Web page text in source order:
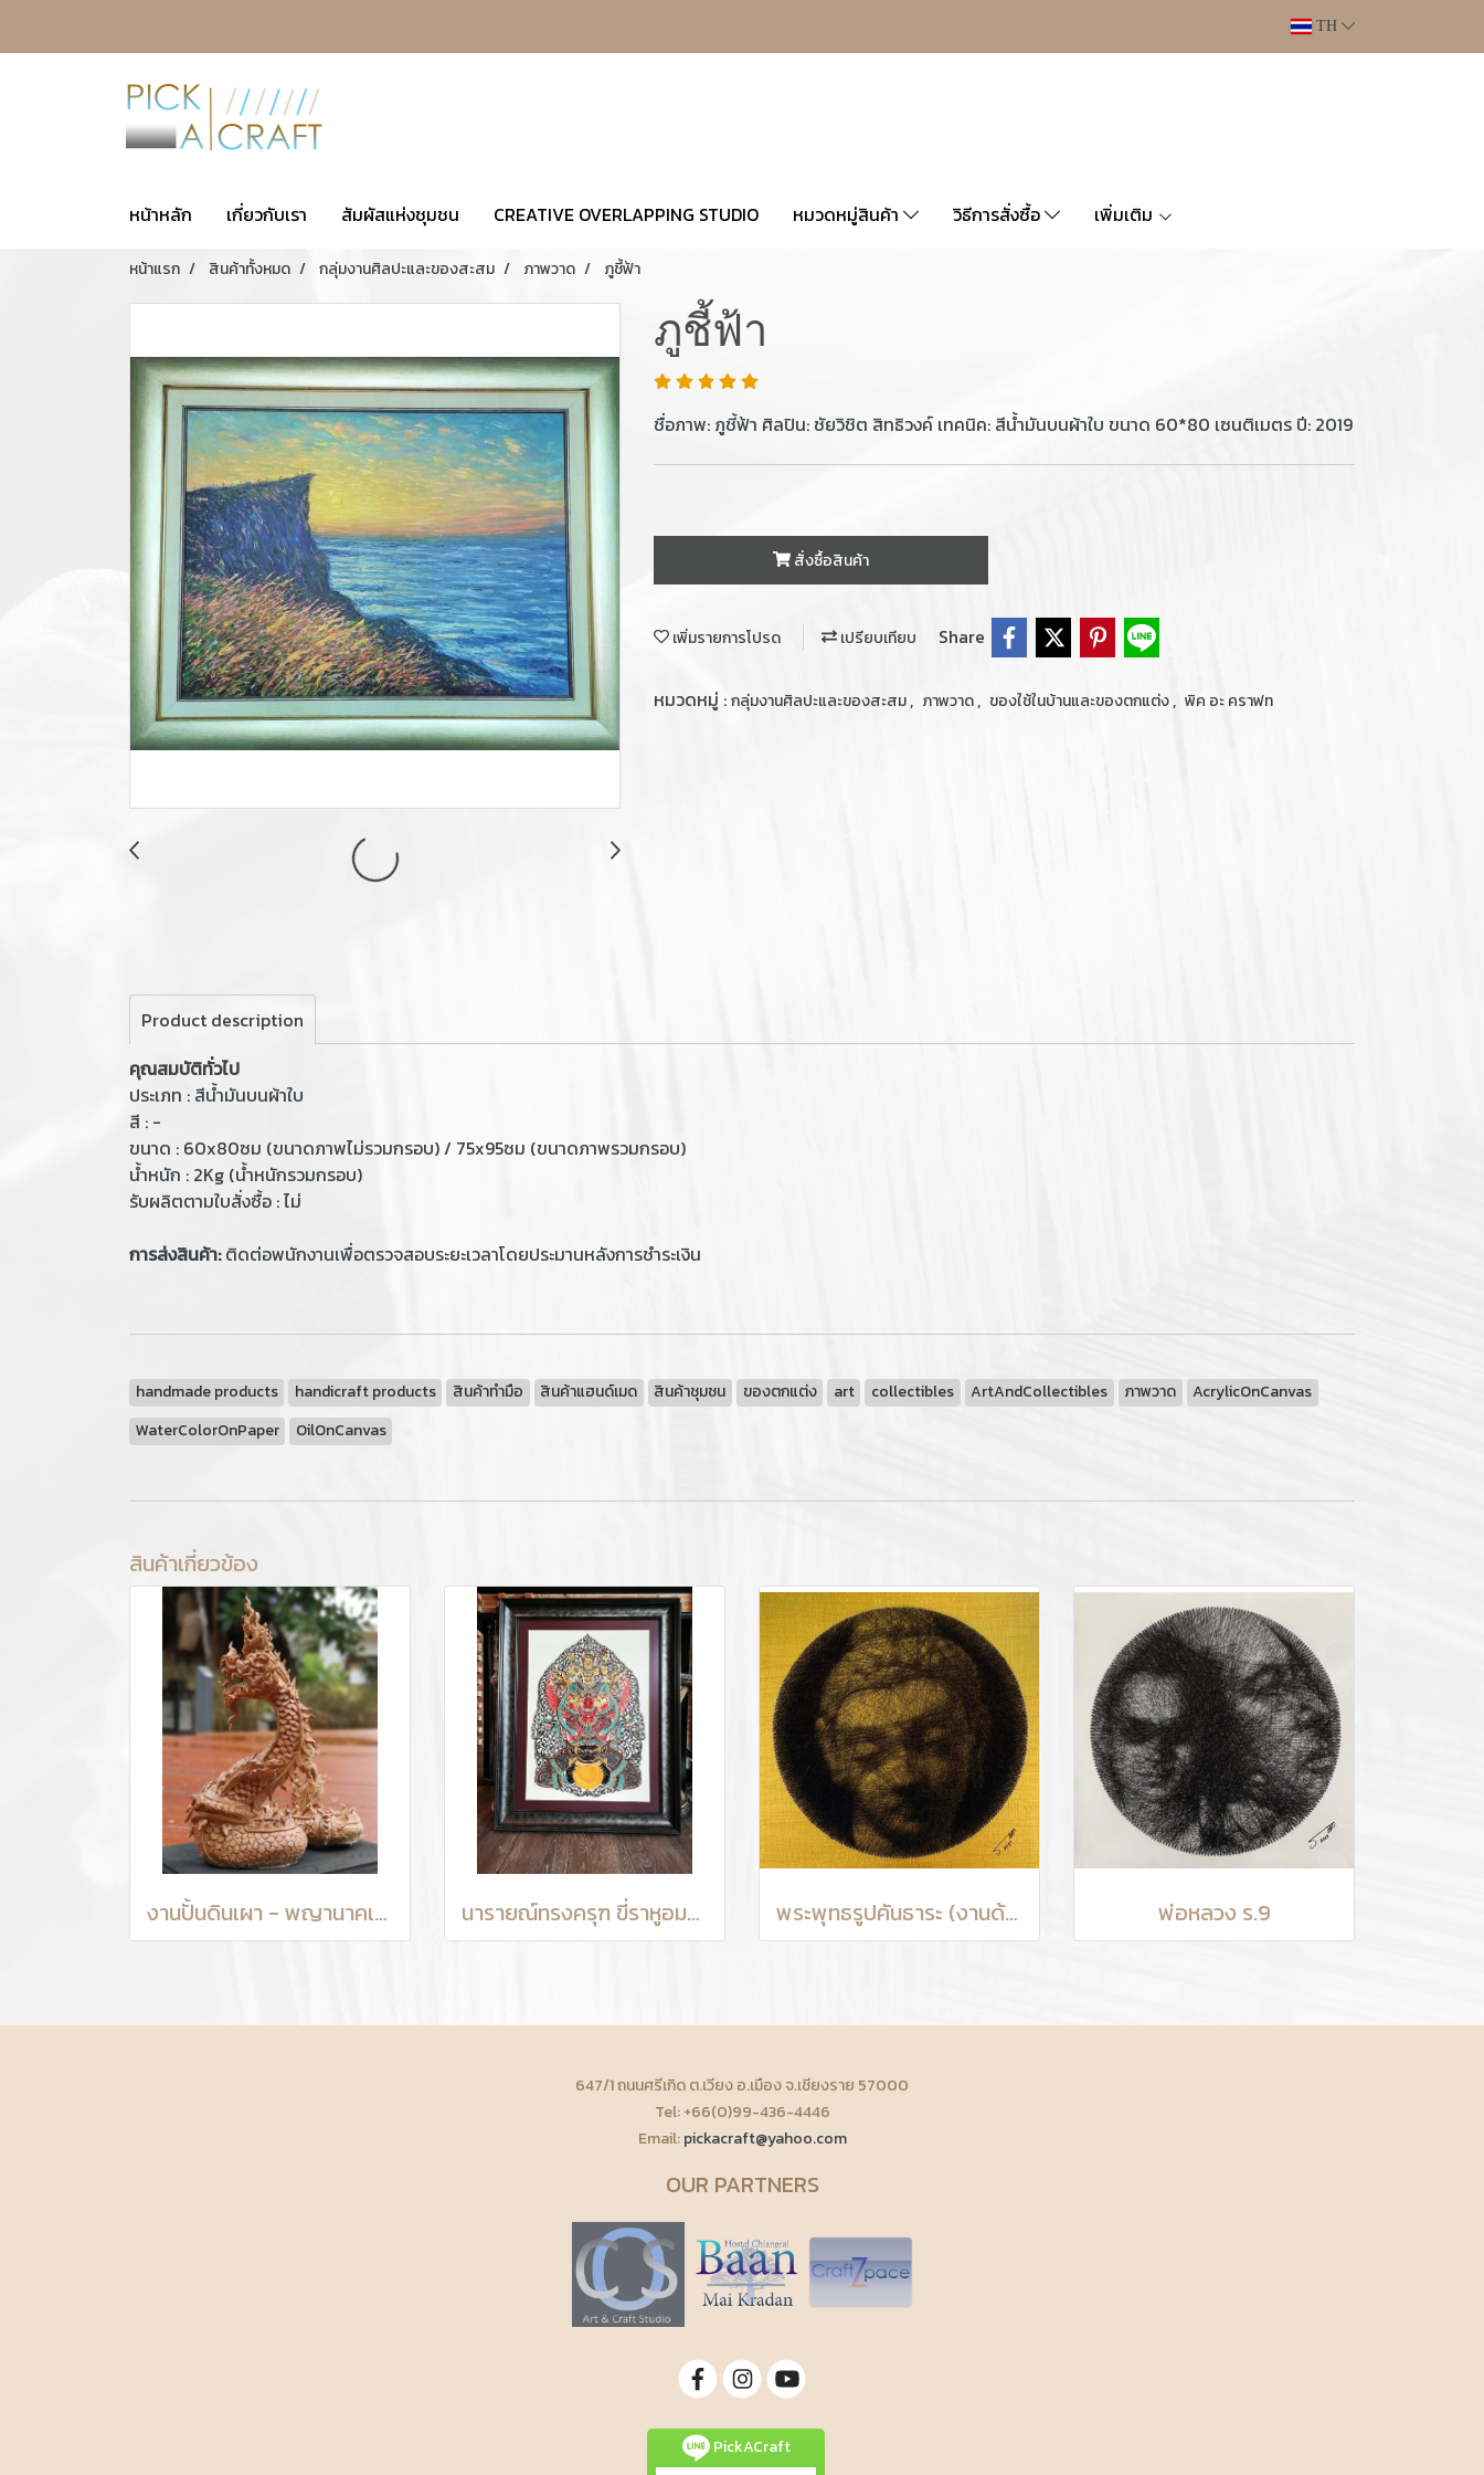
TH
หน้าหลัก เกี่ยวกับเรา สัมผัสแห่งชุมชน CREATIVE OVERLAPPING STUDIO หมวดหมู่สินค้า วิธีการสั่งซื้อ เพิ่มเติม
หน้าแรก สินค้าทั้งหมด กลุ่มงานศิลปะและของสะสม ภาพวาด ภูชี้ฟ้า
ภูชี้ฟ้า
ชื่อภาพ: ภูชี้ฟ้า ศิลปิน: ชัยวิชิต สิทธิวงค์ เทคนิค: สีน้ำมันบนผ้าใบ ขนาด 60*80 เซนติเมตร ปี: 2019
สั่งซื้อสินค้า
เพิ่มรายการโปรด เปรียบเทียบ Share
หมวดหมู่ :กลุ่มงานศิลปะและของสะสม, ภาพวาด, ของใช้ในบ้านและของตกแต่ง, พิค อะ คราฟท
Product description
คุณสมบัติทั่วไป
ประเภท : สีน้ำมันบนผ้าใบ
สี : -
ขนาด : 60x80ซม (ขนาดภาพไม่รวมกรอบ) / 75x95ซม (ขนาดภาพรวมกรอบ)
น้ำหนัก : 2Kg (น้ำหนักรวมกรอบ)
รับผลิตตามใบสั่งซื้อ : ไม่
การส่งสินค้า:ติดต่อพนักงานเพื่อตรวจสอบระยะเวลาโดยประมานหลังการชำระเงิน
handmade products handicraft products สินค้าทำมือ สินค้าแฮนด์เมด สินค้าชุมชน ของตกแต่ง art collectibles ArtAndCollectibles ภาพวาด
AcrylicOnCanvas
WaterColorOnPaper
OilOnCanvas
สินค้าเกี่ยวข้อง
งานปั้นดินเผา - พญานาคเล็ก นารายณ์ทรงครุฑ ขี่ราหูอมจันทร์ (งานแกะหนังวัว) พระพุทธรูปคันธาระ (งานด้าย) พ่อหลวง ร.9
647/1 ถนนศรีเกิด ต.เวียง อ.เมือง จ.เชียงราย 57000
Tel: +66(0)99-436-4446
Email:pickacraft@yahoo.com
OUR PARTNERS
PickACraft